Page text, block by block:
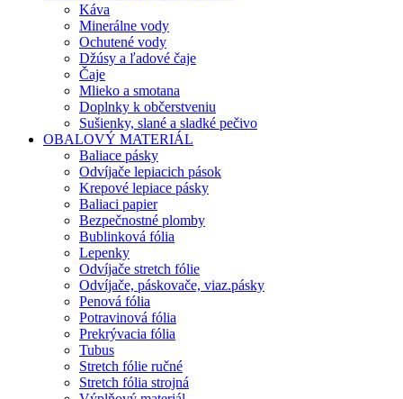
Káva
Minerálne vody
Ochutené vody
Džúsy a ľadové čaje
Čaje
Mlieko a smotana
Doplnky k občerstveniu
Sušienky, slané a sladké pečivo
OBALOVÝ MATERIÁL
Baliace pásky
Odvíjače lepiacich pások
Krepové lepiace pásky
Baliaci papier
Bezpečnostné plomby
Bublinková fólia
Lepenky
Odvíjače stretch fólie
Odvíjače, páskovače, viaz.pásky
Penová fólia
Potravinová fólia
Prekrývacia fólia
Tubus
Stretch fólie ručné
Stretch fólia strojná